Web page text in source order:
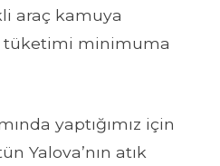
araç kamuya
tüketimi minimuma
yaptığımız için
Yalova’nın atık